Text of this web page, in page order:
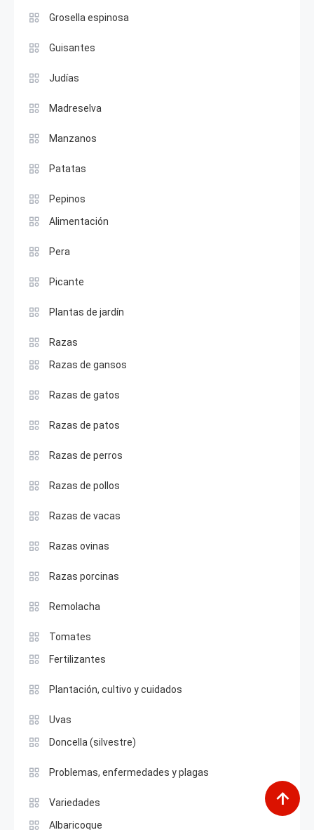
Grosella espinosa
Guisantes
Judías
Madreselva
Manzanos
Patatas
Pepinos
Alimentación
Pera
Picante
Plantas de jardín
Razas
Razas de gansos
Razas de gatos
Razas de patos
Razas de perros
Razas de pollos
Razas de vacas
Razas ovinas
Razas porcinas
Remolacha
Tomates
Fertilizantes
Plantación, cultivo y cuidados
Uvas
Doncella (silvestre)
Problemas, enfermedades y plagas
Variedades
Albaricoque